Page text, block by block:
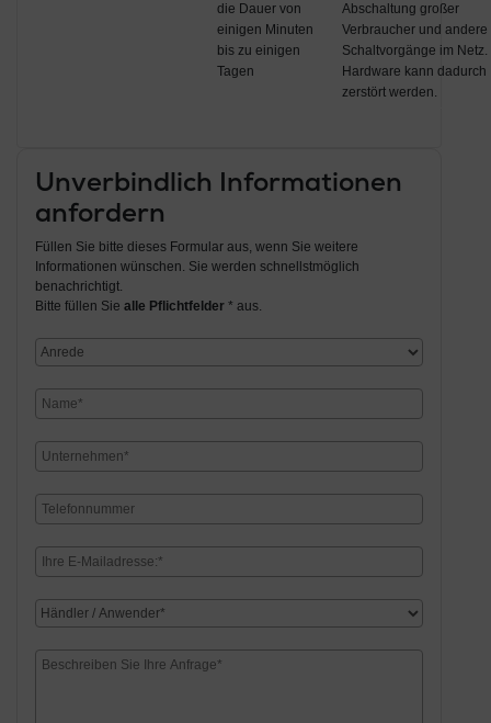
die Dauer von
einigen Minuten
bis zu einigen
Tagen
Abschaltung großer
Verbraucher und andere
Schaltvorgänge im Netz.
Hardware kann dadurch
zerstört werden.
Unverbindlich Informationen
anfordern
Füllen Sie bitte dieses Formular aus, wenn Sie weitere
Informationen wünschen. Sie werden schnellstmöglich
benachrichtigt.
Bitte füllen Sie alle Pflichtfelder * aus.